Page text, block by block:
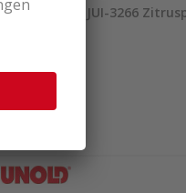
neuen
vom kostenlosen
Ohmex OHM-JUI-3266